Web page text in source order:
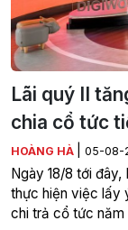
Lãi quý II
chia cổ tức
HOÀNG HÀ 05-08-
Ngày 18/8 tới
thực hiện việc lấy
chi trả cổ tức